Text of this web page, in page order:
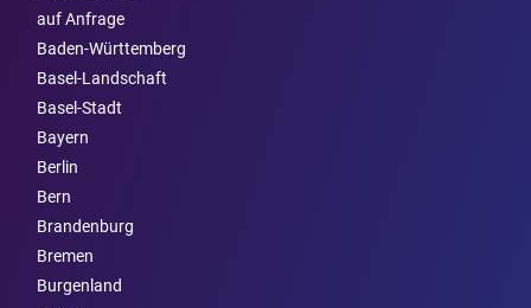
auf Anfrage
Baden-Württemberg
Basel-Landschaft
Basel-Stadt
Bayern
Berlin
Bern
Brandenburg
Bremen
Burgen­land